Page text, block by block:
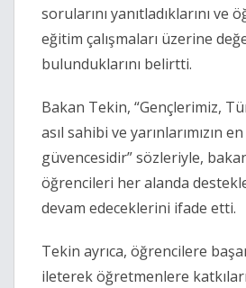
sorularını yanıtladıklarını ve
eğitim çalışmaları üzerine
bulunduklarını belirtti.
Bakan Tekin, “Gençlerimiz,
asıl sahibi ve yarınlarımızın
güvencesidir” sözleriyle,
öğrencileri her alanda
devam edeceklerini ifade etti.
Tekin ayrıca, öğrencilere
ileterek öğretmenlere